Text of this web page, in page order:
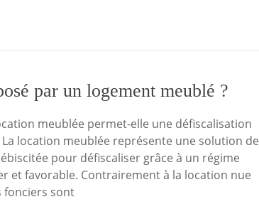
par un logement meublé ?
meublée permet-elle une défiscalisation
La location meublée représente une solution de
pour défiscaliser grâce à un régime
et favorable. Contrairement à la location nue
fonciers sont